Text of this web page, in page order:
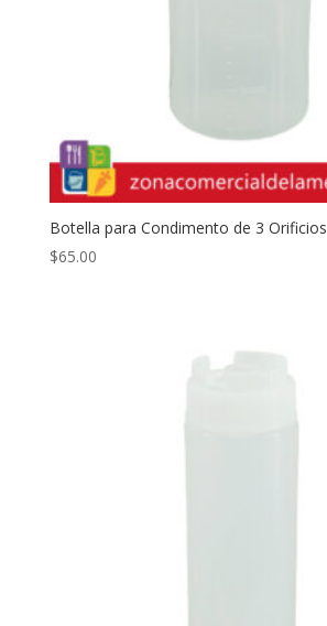
Botella para Condimento de 3 Orificios
$65.00